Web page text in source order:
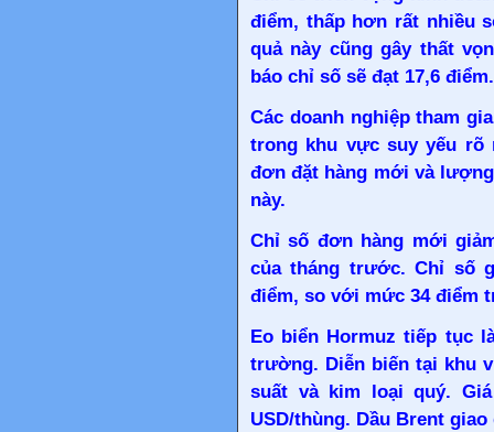
điểm, thấp hơn rất nhiều
quả này cũng gây thất
báo chỉ số sẽ đạt 17,6 điểm.
Các doanh nghiệp tham
trong khu vực suy yếu rõ
đơn đặt hàng mới và
này.
Chỉ số đơn hàng mới
của tháng trước. Chỉ số
điểm, so với mức 34 điểm
Eo biển Hormuz tiếp tục
trường. Diễn biến tại khu
suất và kim loại quý.
USD/thùng. Dầu Brent